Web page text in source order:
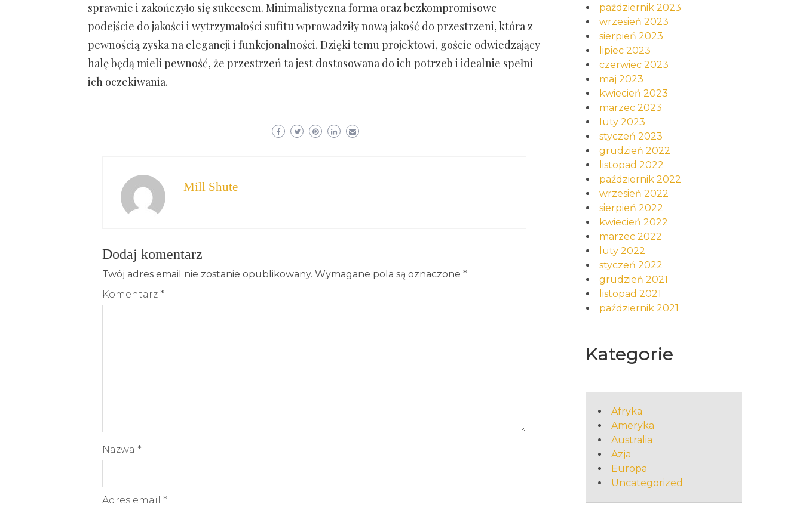
sprawnie i zakończyło się sukcesem. Minimalistyczna forma oraz bezkompromisowe
podejście do jakości i wytrzymałości sufitu wprowadziły nową jakość do przestrzeni, która z
pewnością zyska na elegancji i funkcjonalności. Dzięki temu projektowi, goście odwiedzający
halę będą mieli pewność, że przestrzeń ta jest dostosowana do ich potrzeb i idealnie spełni
ich oczekiwania.
Mill Shute
Dodaj komentarz
Twój adres email nie zostanie opublikowany. Wymagane pola są oznaczone *
Komentarz *
Nazwa *
Adres email *
październik 2023
wrzesień 2023
sierpień 2023
lipiec 2023
czerwiec 2023
maj 2023
kwiecień 2023
marzec 2023
luty 2023
styczeń 2023
grudzień 2022
listopad 2022
październik 2022
wrzesień 2022
sierpień 2022
kwiecień 2022
marzec 2022
luty 2022
styczeń 2022
grudzień 2021
listopad 2021
październik 2021
Kategorie
Afryka
Ameryka
Australia
Azja
Europa
Uncategorized